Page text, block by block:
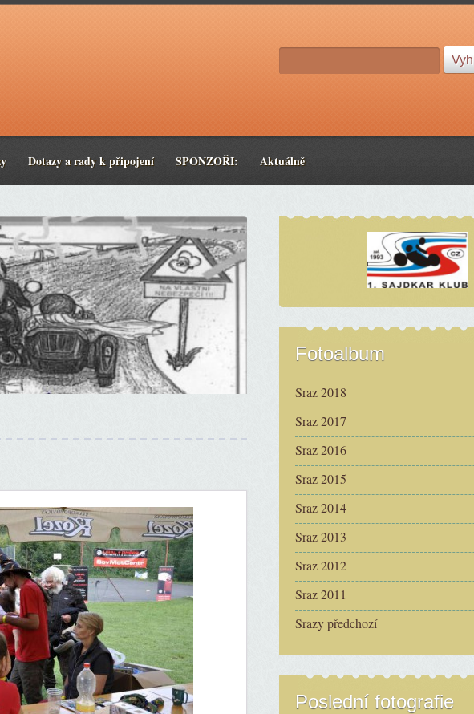
Dotazy a rady k připojení SPONZOŘI: Aktuálně
Fotoalbum
Sraz 2018
Sraz 2017
Sraz 2016
Sraz 2015
Sraz 2014
Sraz 2013
Sraz 2012
Sraz 2011
Srazy předchozí
Poslední fotografie